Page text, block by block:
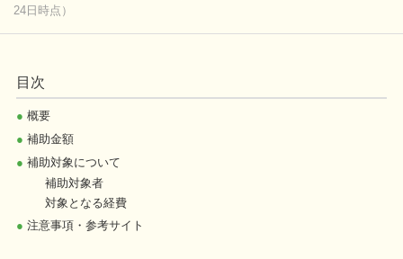
24日時点）
目次
● 概要
● 補助金額
● 補助対象について
補助対象者
対象となる経費
● 注意事項・参考サイト